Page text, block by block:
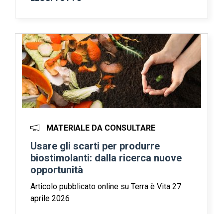
MATERIALE DA CONSULTARE
Usare gli scarti per produrre
biostimolanti: dalla ricerca nuove
opportunità
Articolo pubblicato online su Terra è Vita 27
aprile 2026